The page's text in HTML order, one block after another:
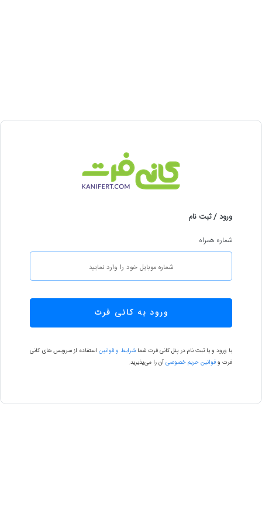
ورود / ثبت نام
شماره همراه
ورود به کانی فرت
با ورود و یا ثبت نام در پنل کانی فرت شما شرایط و قوانین استفاده از سرویس های کانی
فرت وقوانین حریم خصوصیآن را می‌پذیرید.